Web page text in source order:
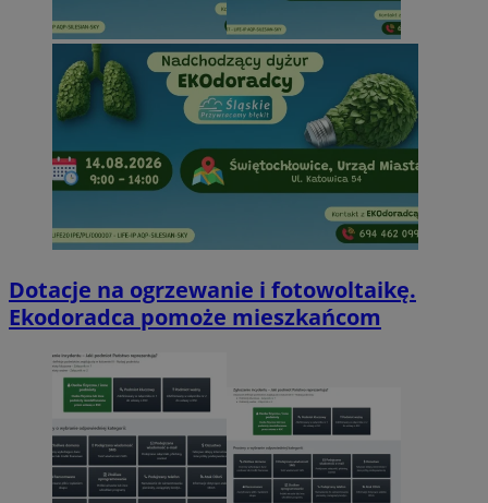
Dotacje na ogrzewanie i fotowoltaikę.
Ekodoradca pomoże mieszkańcom